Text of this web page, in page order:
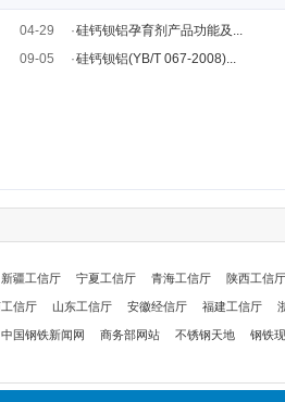
04-29
09-05
·硅钙钡铝孕育剂产品功能及...
·硅钙钡铝(YB/T 067-2008)...
新疆工信厅 宁夏工信厅 青海工信厅 陕西工信厅
信厅 山东工信厅 安徽经信厅 福建工信厅
中国钢铁新闻网 商务部网站 不锈钢天地 钢铁